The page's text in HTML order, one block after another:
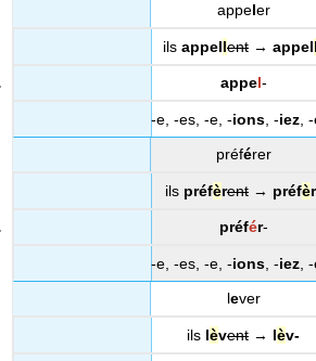
appeler
ils appellent → appell
appel-
-e, -es, -e, -ions , -iez ,
préférer
ils préfèrent → préfè
préfér-
-e, -es, -e, -ions , -iez ,
lever
ils lèvent → lèv-